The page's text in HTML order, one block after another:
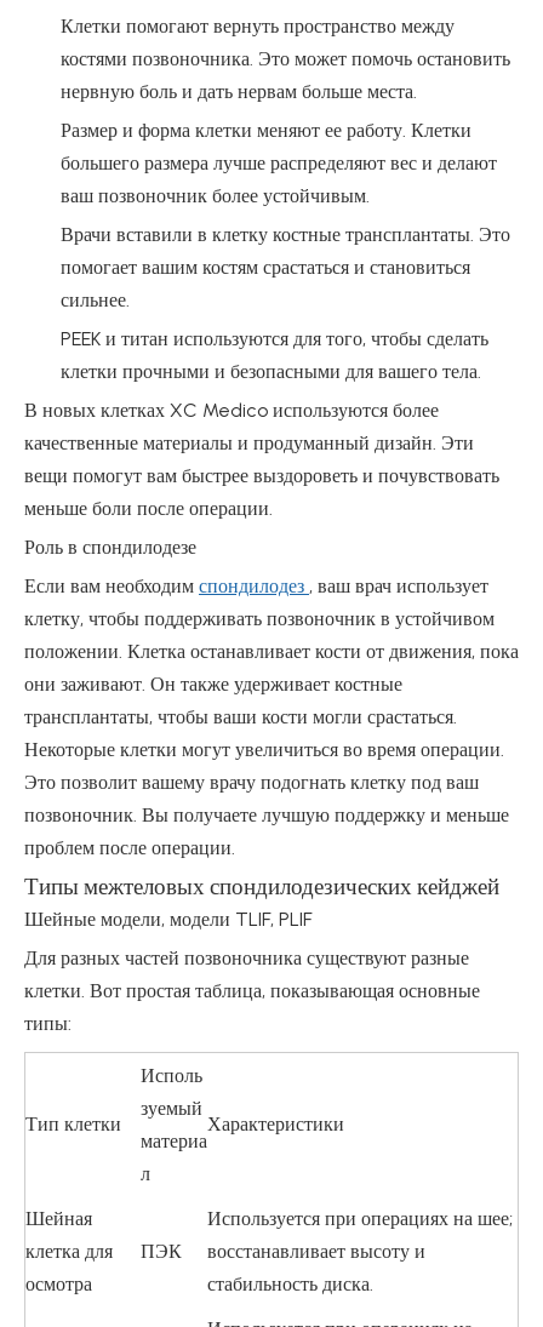
Клетки помогают вернуть пространство между
костями позвоночника. Это может помочь остановить
нервную боль и дать нервам больше места.
Размер и форма клетки меняют ее работу. Клетки
большего размера лучше распределяют вес и делают
ваш позвоночник более устойчивым.
Врачи вставили в клетку костные трансплантаты. Это
помогает вашим костям срастаться и становиться
сильнее.
PEEK и титан используются для того, чтобы сделать
клетки прочными и безопасными для вашего тела.
В новых клетках XC Medico используются более
качественные материалы и продуманный дизайн. Эти
вещи помогут вам быстрее выздороветь и почувствовать
меньше боли после операции.
Роль в спондилодезе
Если вам необходим спондилодез , ваш врач использует
клетку, чтобы поддерживать позвоночник в устойчивом
положении. Клетка останавливает кости от движения, пока
они заживают. Он также удерживает костные
трансплантаты, чтобы ваши кости могли срастаться.
Некоторые клетки могут увеличиться во время операции.
Это позволит вашему врачу подогнать клетку под ваш
позвоночник. Вы получаете лучшую поддержку и меньше
проблем после операции.
Типы межтеловых спондилодезических кейджей
Шейные модели, модели TLIF, PLIF
Для разных частей позвоночника существуют разные
клетки. Вот простая таблица, показывающая основные
типы:
Тип клетки
Исполь
зуемый
материа
л
Характеристики
Шейная
клетка для
осмотра
ПЭК
Используется при операциях на шее;
восстанавливает высоту и
стабильность диска.